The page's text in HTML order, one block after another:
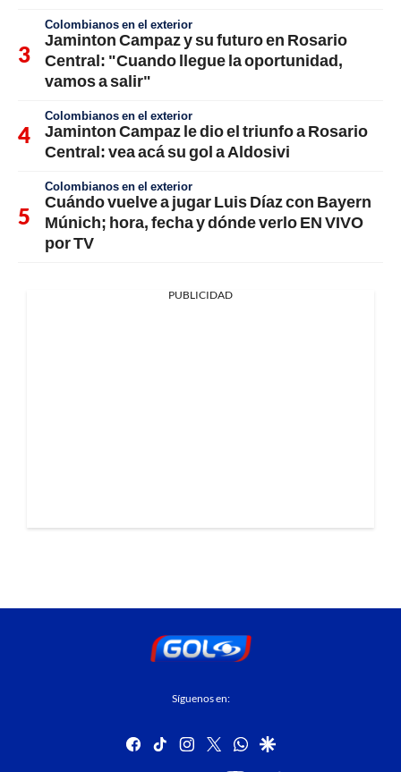
Colombianos en el exterior
Jaminton Campaz y su futuro en Rosario
Central: "Cuando llegue la oportunidad,
vamos a salir"
Colombianos en el exterior
Jaminton Campaz le dio el triunfo a Rosario
Central: vea acá su gol a Aldosivi
Colombianos en el exterior
Cuándo vuelve a jugar Luis Díaz con Bayern
Múnich; hora, fecha y dónde verlo EN VIVO
por TV
PUBLICIDAD
Síguenos en:
facebook
tiktok instagram
twitterwhatsapp
google